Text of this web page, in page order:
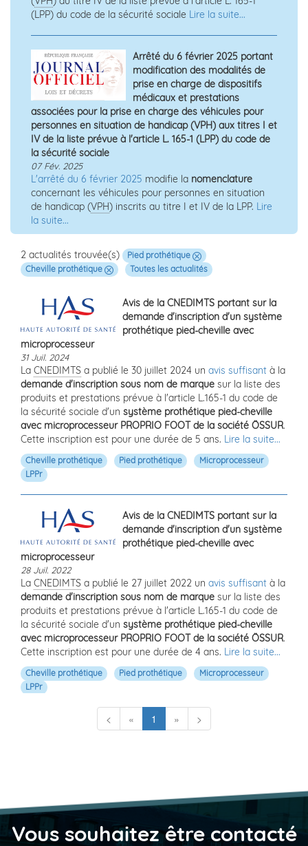
(LPP) du code de la sécurité sociale Lire la suite...
Arrêté du 6 février 2025 portant
modification des modalités de
prise en charge de dispositifs
médicaux et prestations
associées pour la prise en charge des véhicules pour
personnes en situation de handicap (VPH) aux titres I et
IV de la liste prévue à l'article L. 165-1 (LPP) du code de
la sécurité sociale
07 Fév. 2025
L'arrêté du 6 février 2025 modifie la nomenclature
concernant les véhicules pour personnes en situation
de handicap (VPH) inscrits au titre I et IV de la LPP. Lire
la suite...
2 actualités trouvée(s)
Pied prothétique
Cheville prothétique
Toutes les actualités
Avis de la CNEDIMTS portant sur la
demande d'inscription d'un système
prothétique pied-cheville avec
microprocesseur
31 Juil. 2024
La CNEDIMTS a publié le 30 juillet 2024 un avis suffisant à la
demande d'inscription sous nom de marque sur la liste des
produits et prestations prévue à l'article L.165-1 du code de
la sécurité sociale d'un système prothétique pied-cheville
avec microprocesseur PROPRIO FOOT de la société ÖSSUR.
Cette inscription est pour une durée de 5 ans. Lire la suite...
Cheville prothétique Pied prothétique
Microprocesseur
LPPr
Avis de la CNEDIMTS portant sur la
demande d'inscription d'un système
prothétique pied-cheville avec
microprocesseur
28 Juil. 2022
La CNEDIMTS a publié le 27 juillet 2022 un avis suffisant à la
demande d'inscription sous nom de marque sur la liste des
produits et prestations prévue à l'article L.165-1 du code de
la sécurité sociale d'un système prothétique pied-cheville
avec microprocesseur PROPRIO FOOT de la société ÖSSUR.
Cette inscription est pour une durée de 4 ans. Lire la suite...
Cheville prothétique Pied prothétique
Microprocesseur
LPPr
< « 1 (current)
» >
Vous souhaitez être contacté